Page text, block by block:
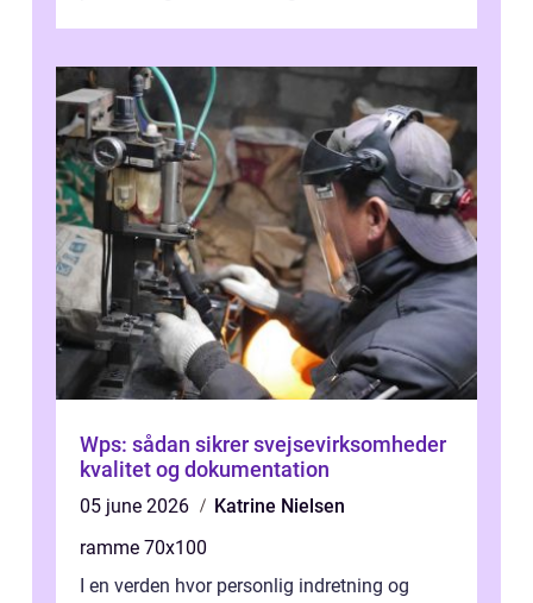
Wps: sådan sikrer svejsevirksomheder
kvalitet og dokumentation
05 june 2026
Katrine Nielsen
ramme 70x100
I en verden hvor personlig indretning og